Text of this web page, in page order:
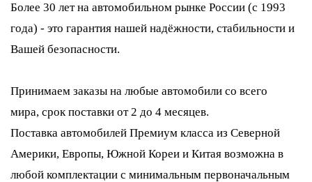
Более 30 лет на автомобильном рынке России (с 1993
года) - это гарантия нашей надёжности, стабильности и
Вашей безопасности.
Принимаем заказы на любые автомобили со всего
мира, срок поставки от 2 до 4 месяцев.
Поставка автомобилей Премиум класса из Северной
Америки, Европы, Южной Кореи и Китая возможна в
любой комплектации с минимальным первоначальным